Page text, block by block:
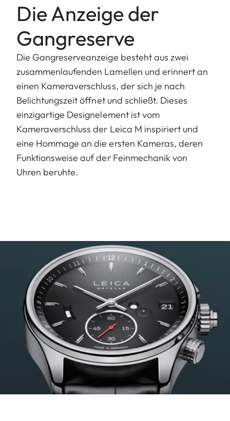
Die Anzeige der
Gangreserve
Die Gangreserveanzeige besteht aus zwei
zusammenlaufenden Lamellen und erinnert an
einen Kameraverschluss, der sich je nach
Belichtungszeit öffnet und schließt. Dieses
einzigartige Designelement ist vom
Kameraverschluss der Leica M inspiriert und
eine Hommage an die ersten Kameras, deren
Funktionsweise auf der Feinmechanik von
Uhren beruhte.